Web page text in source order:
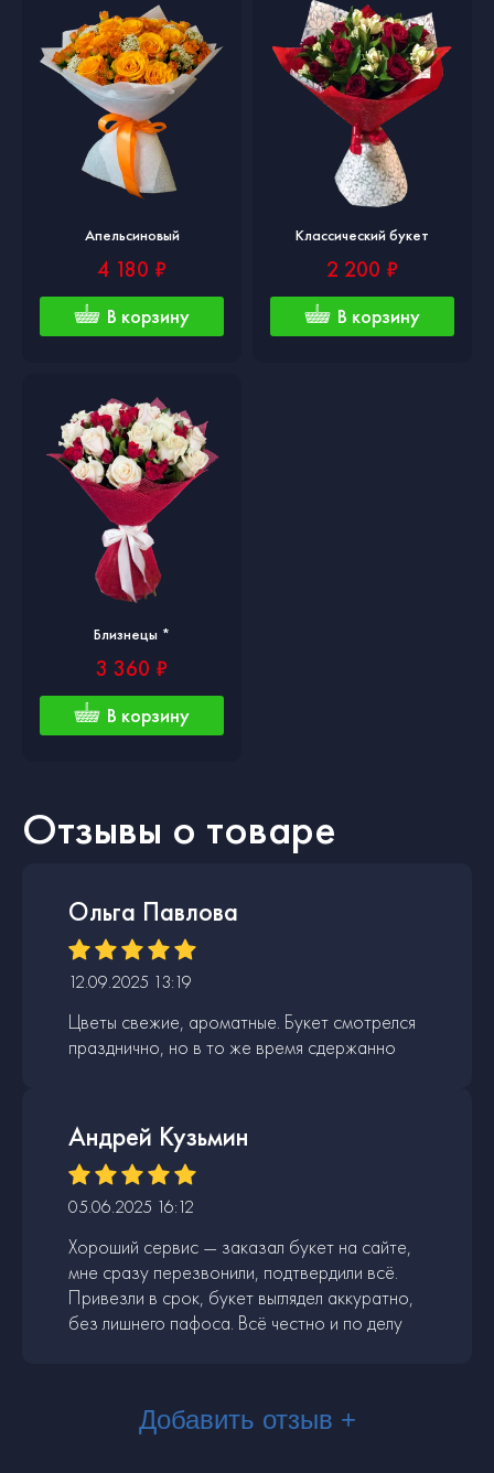
Отзывы о товаре
Ольга Павлова
12.09.2025 13:19
Цветы свежие, ароматные. Букет смотрелся
празднично, но в то же время сдержанно
Андрей Кузьмин
05.06.2025 16:12
Хороший сервис — заказал букет на сайте,
мне сразу перезвонили, подтвердили всё.
Привезли в срок, букет выглядел аккуратно,
без лишнего пафоса. Всё честно и по делу
Добавить отзыв +
Апельсиновый
4 180 ₽
В корзину
Классический букет
2 200 ₽
В корзину
Близнецы *
3 360 ₽
В корзину